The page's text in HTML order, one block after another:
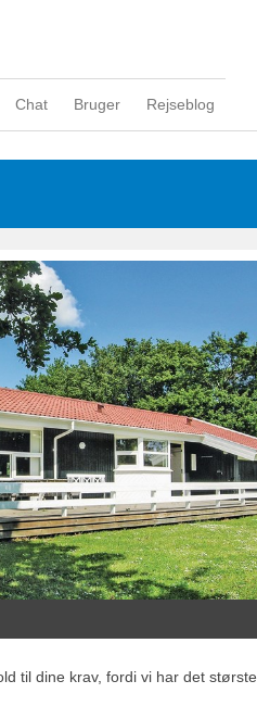
Chat Bruger Rejseblog
til dine krav, fordi vi har det største